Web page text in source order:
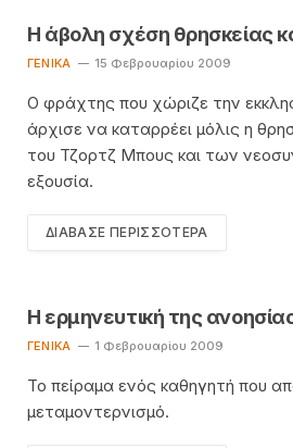
Η άβολη σχέση θρησκείας
ΓΕΝΙΚΆ 15 Φεβρουαρίου 2009
Ο φράχτης που χώριζε την
άρχισε να καταρρέει μόλις η
του Τζορτζ Μπους και των
εξουσία.
ΔΙΆΒΑΣΕ ΠΕΡΙΣΣΌΤΕΡΑ
Η ερμηνευτική της
ΓΕΝΙΚΆ 1 Φεβρουαρίου 2009
Το πείραμα ενός καθηγητή που
μεταμοντερνισμό.